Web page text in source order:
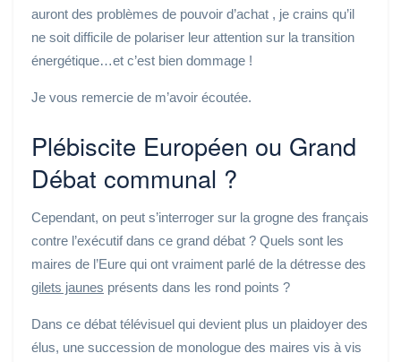
auront des problèmes de pouvoir d’achat , je crains qu’il
ne soit difficile de polariser leur attention sur la transition
énergétique…et c’est bien dommage !
Je vous remercie de m’avoir écoutée.
Plébiscite Européen ou Grand
Débat communal ?
Cependant, on peut s’interroger sur la grogne des français
contre l’exécutif dans ce grand débat ? Quels sont les
maires de l’Eure qui ont vraiment parlé de la détresse des
gilets jaunes présents dans les rond points ?
Dans ce débat télévisuel qui devient plus un plaidoyer des
élus, une succession de monologue des maires vis à vis